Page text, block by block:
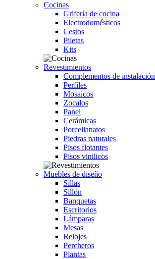
Cocinas
Grifería de cocina
Electrodomésticos
Cestos
Piletas
Kits
Revestimientos
Complementos de instalación
Perfiles
Mosaicos
Zocalos
Panel
Cerámicas
Porcellanatos
Piedras naturales
Pisos flotantes
Pisos vinilicos
Muebles de diseño
Sillas
Sillón
Banquetas
Escritorios
Lámparas
Mesas
Relojes
Percheros
Plantas